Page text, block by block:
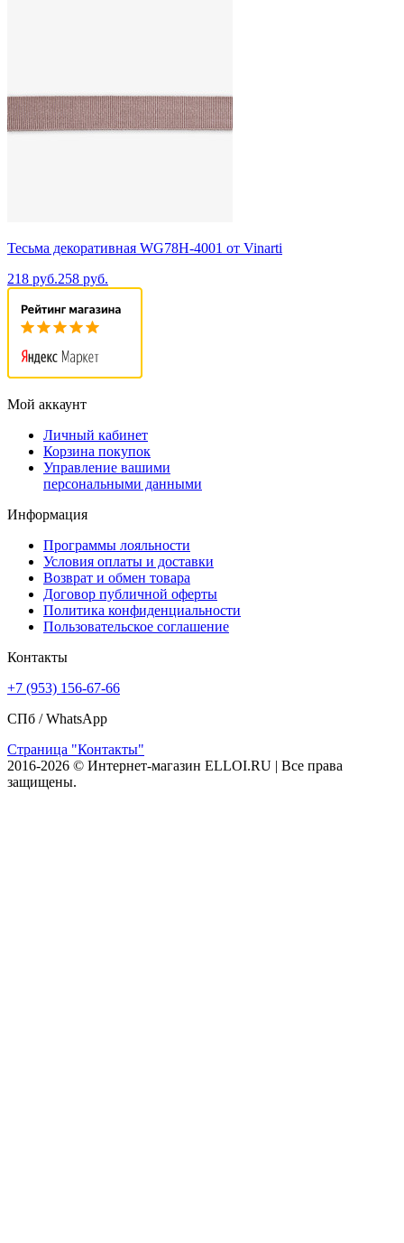
Тесьма декоративная WG78H-4001 от Vinarti
218 руб.258 руб.
Мой аккаунт
Личный кабинет
Корзина покупок
Управление вашими
персональными данными
Информация
Программы лояльности
Условия оплаты и доставки
Возврат и обмен товара
Договор публичной оферты
Политика конфиденциальности
Пользовательское соглашение
Контакты
+7 (953) 156-67-66
СПб /WhatsApp
Страница "Контакты"
2016-2026 © Интернет-магазин ELLOI.RU | Все права
защищены.